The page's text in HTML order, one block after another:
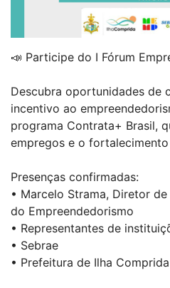
📣 Participe do I Fórum
Descubra oportunidades de
incentivo ao
programa Contrata+ Brasil,
empregos e o
Presenças confirmadas:
• Marcelo Strama, Diretor
do Empreendedorismo
• Representantes de
• Sebrae
• Prefeitura de Ilha Comprida